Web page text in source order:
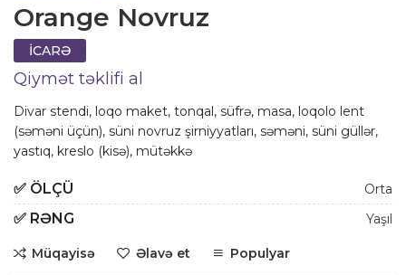
Orange Novruz
İCARƏ
Qiymət təklifi al
Divar stendi, loqo maket, tonqal, süfrə, masa, loqolo lent
(səməni üçün), süni novruz şirniyyatları, səməni, süni güllər,
yastıq, kreslo (kisə), mütəkkə
✅ ÖLÇÜ Orta
✅ RƏNG Yaşıl
Müqayisə Əlavə et Populyar